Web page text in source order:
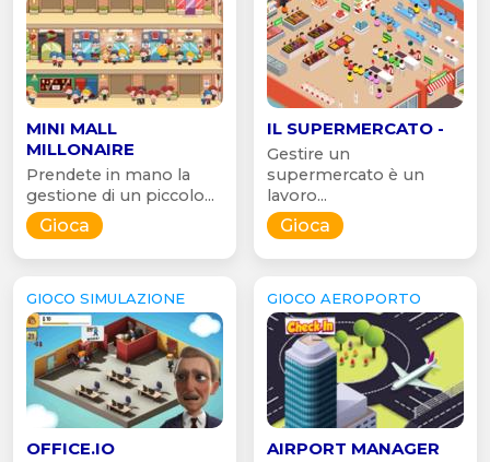
MINI MALL
MILLONAIRE
Prendete in mano la
gestione di un piccolo...
Gioca
IL SUPERMERCATO -
Gestire un
supermercato è un
lavoro...
Gioca
GIOCO SIMULAZIONE
OFFICE.IO
GIOCO AEROPORTO
AIRPORT MANAGER